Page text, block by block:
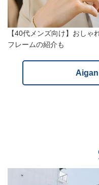
【40代メンズ向け】おし
フレームの紹介も
Aigan